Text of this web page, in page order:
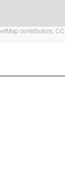
contributors,